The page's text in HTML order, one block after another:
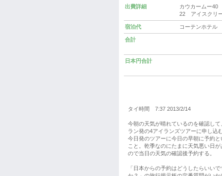
出費詳細
カウカームー
22 アイスクリ
宿泊代 コーテンホテル
合計
日本円合計
タイ時間 7:37 2013/2/14
今朝の天気が晴れているのを確認して
ラン発の4アイランズツアーに申し込
今日発のツアーに今日の早朝に予約と
こと。乾季なのにたまに天気悪い日が
ので当日の天気の確認後予約する。
「日本からの予約はどうしたらいいで